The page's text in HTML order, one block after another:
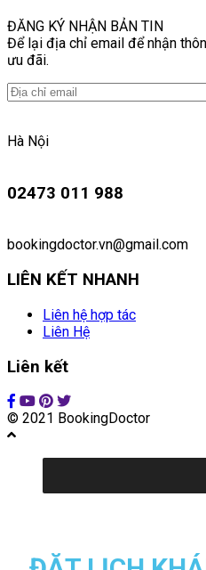
ĐĂNG KÝ NHẬN BẢN TIN
Để lại địa chỉ email để nhận
ưu đãi.
Hà Nội
02473 011 988
bookingdoctor.vn@gmail.com
LIÊN KẾT NHANH
Liên hệ hợp tác
Liên Hệ
Liên kết
© 2021 BookingDoctor